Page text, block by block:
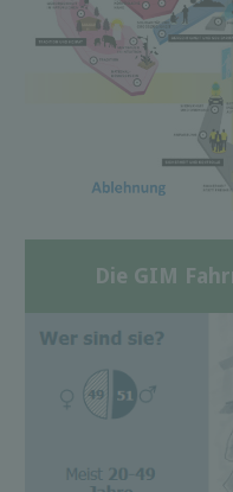
Die GIM